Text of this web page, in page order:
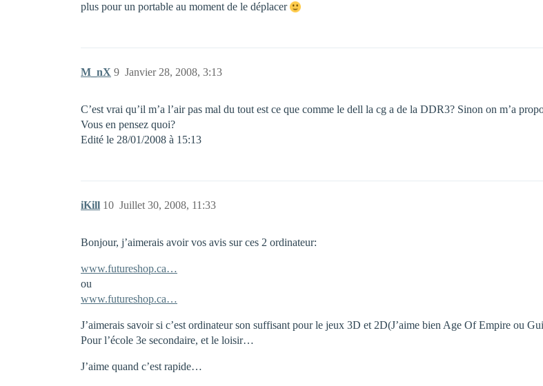
plus pour un portable au moment de le déplacer
M_nX Janvier 28, 2008, 3:13
9
C’est vrai qu’il m’a l’air pas mal du tout est ce que comme le dell la cg a de la DDR3? Sinon on m’a
Vous en pensez quoi?
Edité le 28/01/2008 à 15:13
iKill Juillet 30, 2008, 11:33
10
Bonjour, j’aimerais avoir vos avis sur ces 2 ordinateur:
www.futureshop.ca…
ou
www.futureshop.ca…
J’aimerais savoir si c’est ordinateur son suffisant pour le jeux 3D et 2D(J’aime bien Age Of Empire ou
Pour l’école 3e secondaire, et le loisir…
J’aime quand c’est rapide…